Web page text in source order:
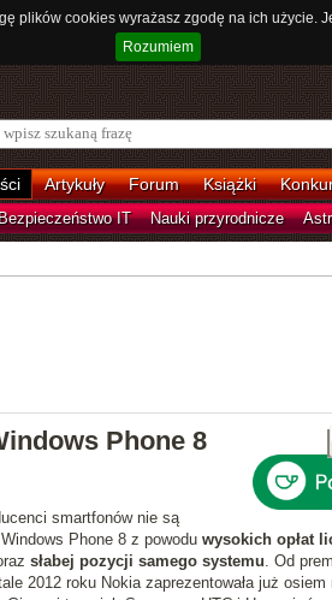
plików cookies wyrażasz zgodę na ich
Rozumiem
Artykuły Forum Książki
IT Nauki przyrodnicze
Phone 8
smartfonów nie są
Phone 8 z powodu wysokich opłat
słabej pozycji samego systemu. Od
2012 roku Nokia zaprezentowała już